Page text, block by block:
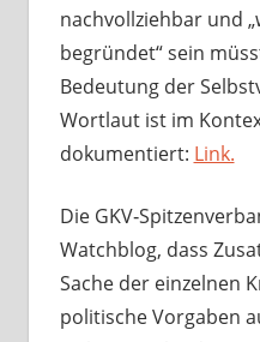
nachvollziehbar und
begründet“ sein
Bedeutung der
Wortlaut ist im
dokumentiert: Link.
Die
Watchblog, dass
Sache der einzelnen
politische Vorgaben